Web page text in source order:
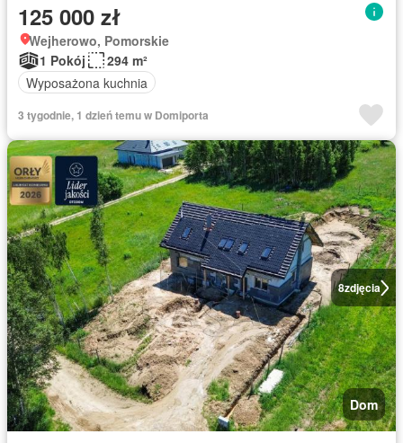
125 000 zł
Wejherowo, Pomorskie
1 Pokój
294 m²
Wyposażona kuchnia
3 tygodnie, 1 dzień temu w Domiporta
8zdjęcia
Dom